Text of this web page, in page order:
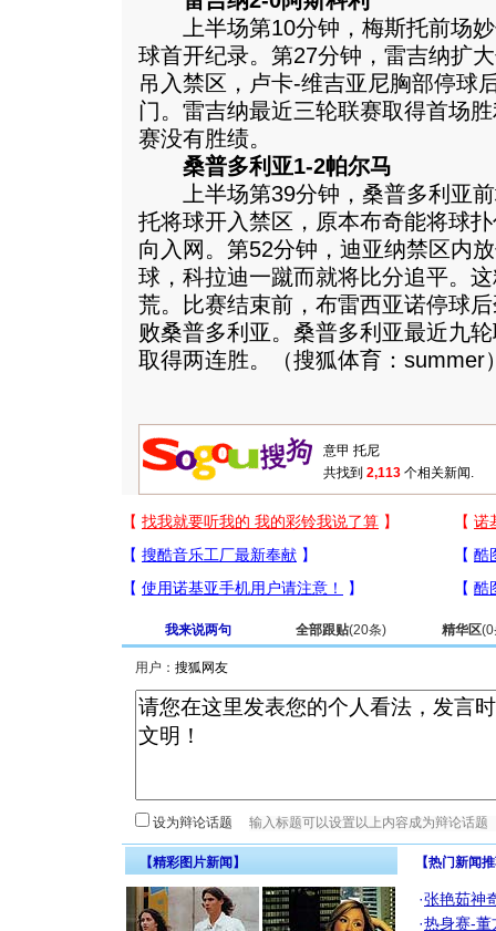
上半场第10分钟，梅斯托前场妙
球首开纪录。第27分钟，雷吉纳扩
吊入禁区，卢卡-维吉亚尼胸部停球
门。雷吉纳最近三轮联赛取得首场
赛没有胜绩。
桑普多利亚1-2帕尔马
上半场第39分钟，桑普多利亚前
托将球开入禁区，原本布奇能将球
向入网。第52分钟，迪亚纳禁区内
球，科拉迪一蹴而就将比分追平。
荒。比赛结束前，布雷西亚诺停球
败桑普多利亚。桑普多利亚最近九
取得两连胜。（搜狐体育：summer
共找到 2,113 个相关新闻.
我来说两句 全部跟贴(20条) 精华区(0
用户：
设为辩论话题
【精彩图片新闻】 【热门新闻
·张艳茹神
·热身赛-董